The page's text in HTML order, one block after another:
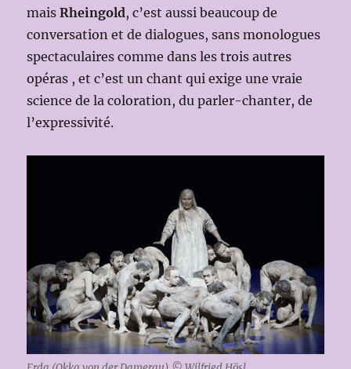
maisRheingold, c’est aussi beaucoup de
conversation et de dialogues, sans monologues
spectaculaires comme dans les trois autres
opéras , et c’est un chant qui exige une vraie
science de la coloration, du parler-chanter, de
l’expressivité.